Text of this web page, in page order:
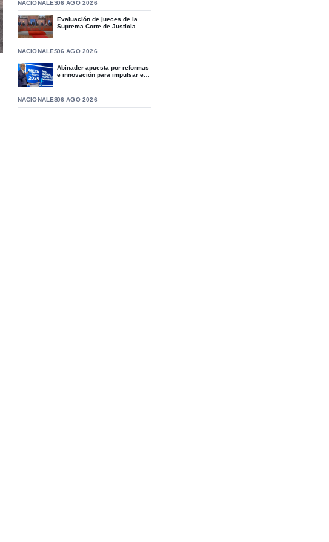
NACIONALES06 AGO 2026
Evaluación de jueces de la
Suprema Corte de Justicia
NACIONALES06 AGO 2026
Abinader apuesta por reformas
e innovación para impulsar el
NACIONALES06 AGO 2026